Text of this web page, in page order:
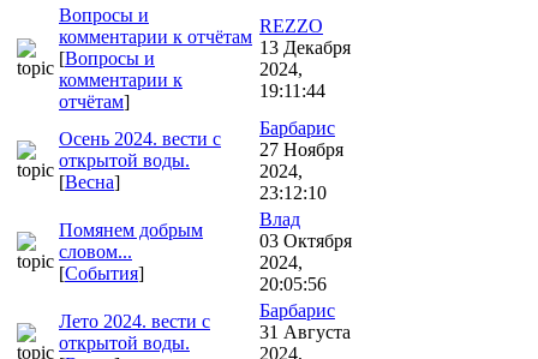
Вопросы и
комментарии к отчётам
[Вопросы и
комментарии к
отчётам]
REZZO
13 Декабря
2024,
19:11:44
Осень 2024. вести с
открытой воды.
[Весна]
Барбарис
27 Ноября
2024,
23:12:10
Помянем добрым
словом...
[События]
Влад
03 Октября
2024,
20:05:56
Лето 2024. вести с
открытой воды.
Барбарис
31 Августа
2024,